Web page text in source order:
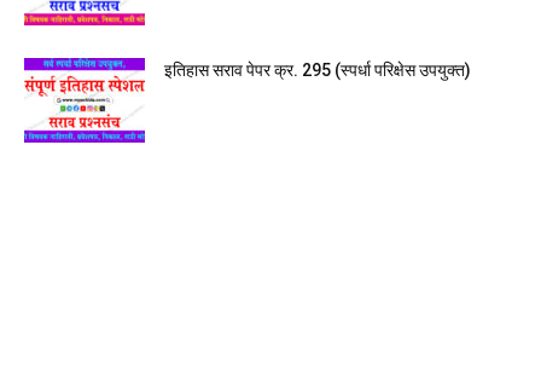
इतिहास सराव पेपर क्र. 295 (स्पर्धा परिक्षेस उपयुक्त)